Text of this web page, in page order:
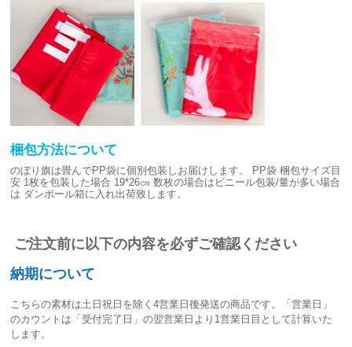
梱包方法について
のぼり旗は畳んでPP袋に個別包装しお届けします。
PP袋 梱包サイズ目
安 1枚を包装した場合 19*26㎝ 数枚の場合はビニール包装/量が多い場合
は ダンボール箱に入れ出荷致します。
ご注文前に以下の内容を必ずご確認ください
納期について
こちらの素材は土日祝日を除く4営業日後発送の商品です。「営業日」
のカウントは「受付完了日」の翌営業日より1営業日目として計算いた
します。